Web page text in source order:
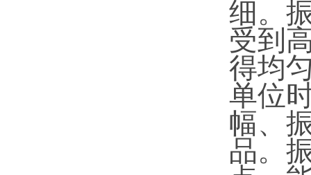
细。
受到
得均
单位
幅、
品。